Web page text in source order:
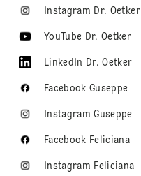
Instagram Dr. Oetker
YouTube Dr. Oetker
LinkedIn Dr. Oetker
Facebook Guseppe
Instagram Guseppe
Facebook Feliciana
Instagram Feliciana